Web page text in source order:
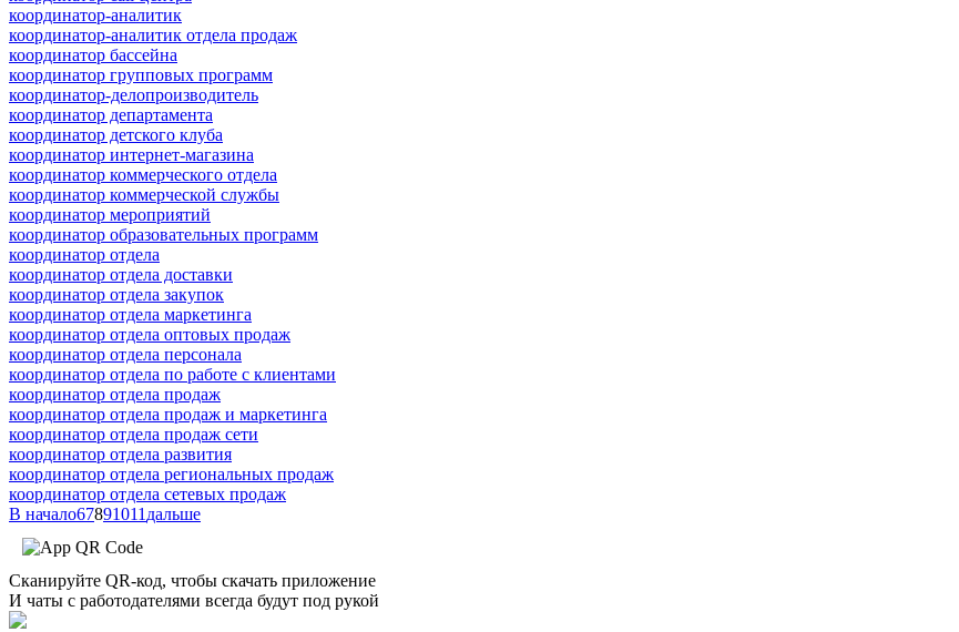
координатор-аналитик
координатор-аналитик отдела продаж
координатор бассейна
координатор групповых программ
координатор-делопроизводитель
координатор департамента
координатор детского клуба
координатор интернет-магазина
координатор коммерческого отдела
координатор коммерческой службы
координатор мероприятий
координатор образовательных программ
координатор отдела
координатор отдела доставки
координатор отдела закупок
координатор отдела маркетинга
координатор отдела оптовых продаж
координатор отдела персонала
координатор отдела по работе с клиентами
координатор отдела продаж
координатор отдела продаж и маркетинга
координатор отдела продаж сети
координатор отдела развития
координатор отдела региональных продаж
координатор отдела сетевых продаж
В начало67891011 дальше
Сканируйте QR-код, чтобы скачать приложение
И чаты с работодателями всегда будут под рукой